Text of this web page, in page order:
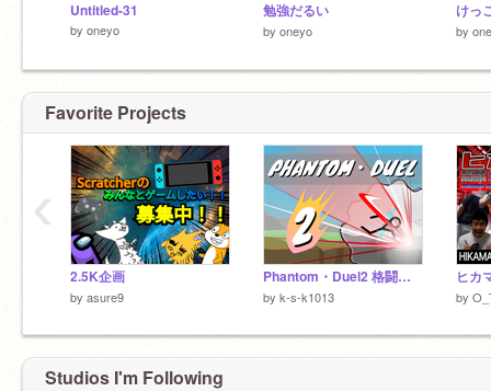
Untitled-31
by oneyo
勉強だるい
by oneyo by
Favorite Projects
2.5K企画
by asure9
Phantom・Duel2 格闘ゲーム
by k-s-k1013 by
‹
Studios I'm Following